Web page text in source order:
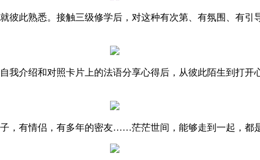
此熟悉。接触三级修学后，对这种有次第、有氛围、有引
介绍和对照卡片上的法语分享心得后，从彼此陌生到打开
有情侣，有多年的密友……茫茫世间，能够走到一起，都